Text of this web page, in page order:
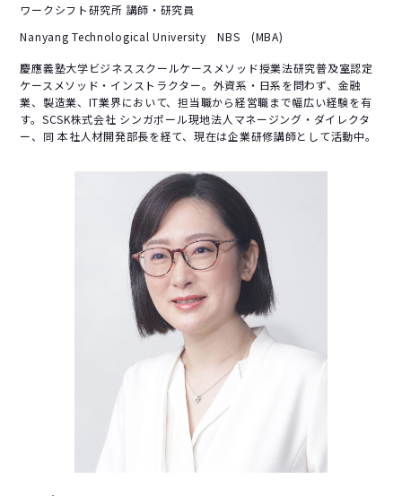
ワークシフト研究所 講師・研究員
Nanyang Technological University NBS (MBA)
慶應義塾大学ビジネススクールケースメソッド授業法研究普及室認定
ケースメソッド・インストラクター。外資系・日系を問わず、金融
業、製造業、IT業界において、担当職から経営職まで幅広い経験を有
す。SCSK株式会社 シンガポール現地法人マネージング・ダイレクタ
ー、同 本社人材開発部長を経て、現在は企業研修講師として活動中。